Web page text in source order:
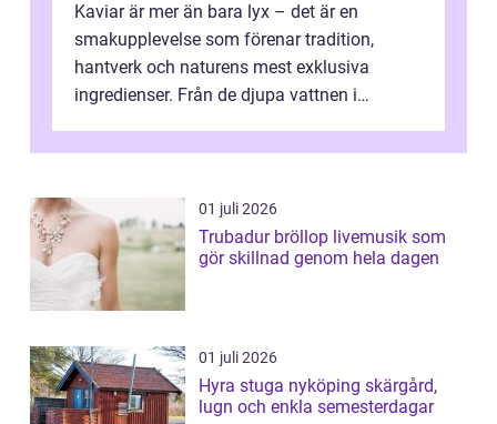
Kaviar är mer än bara lyx – det är en
smakupplevelse som förenar tradition,
hantverk och naturens mest exklusiva
ingredienser. Från de djupa vattnen i
01 juli 2026
Trubadur bröllop livemusik som
gör skillnad genom hela dagen
01 juli 2026
Hyra stuga nyköping skärgård,
lugn och enkla semesterdagar